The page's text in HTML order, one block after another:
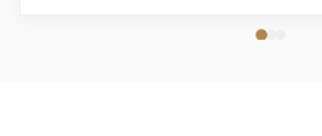
compatíveis TK8335 Visão geral do